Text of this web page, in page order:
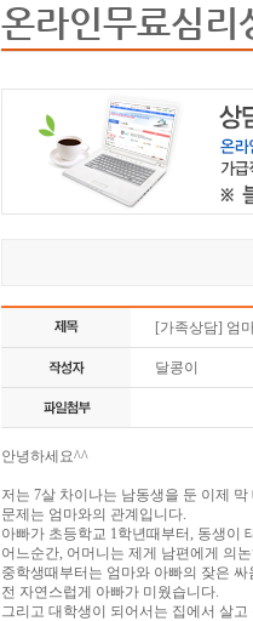
온라인무료심리
[가족상담] 엄
달콩이
안녕하세요^^
저는 7살 차이나는 남동생을 둔 이제
문제는 엄마와의 관계입니다.
아빠가 초등학교 1학년때부터, 동생이
어느순간, 어머니는 제게 남편에게 의
중학생때부터는 엄마와 아빠의 잦은
전 자연스럽게 아빠가 미웠습니다.
그리고 대학생이 되어서는 집에서 살